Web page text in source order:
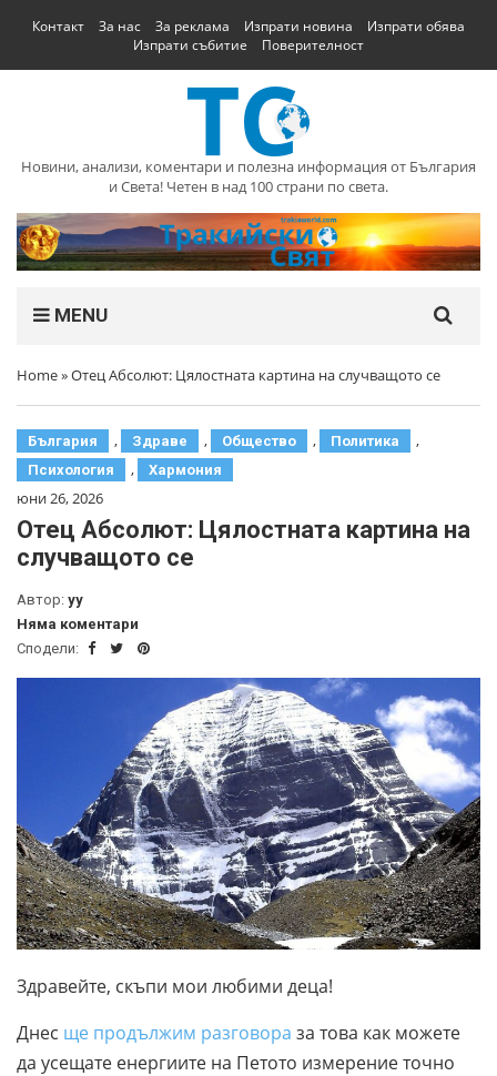
Контакт За нас За реклама Изпрати новина
Изпрати обява
Изпрати събитие
Поверителност
Новини, анализи, коментари и полезна информация от България
и Света! Четен в над 100 страни по света.
MENU
Home»Отец Абсолют: Цялостната картина на случващото се
България , Здраве , Общество , Политика ,
Психология , Хармония
юни 26, 2026
Отец Абсолют: Цялостната картина на
случващото се
Автор: yy
Няма коментари
Сподели:
Здравейте, скъпи мои любими деца!
Днес ще продължим разговора за това как можете
да усещате енергиите на Петото измерение точно